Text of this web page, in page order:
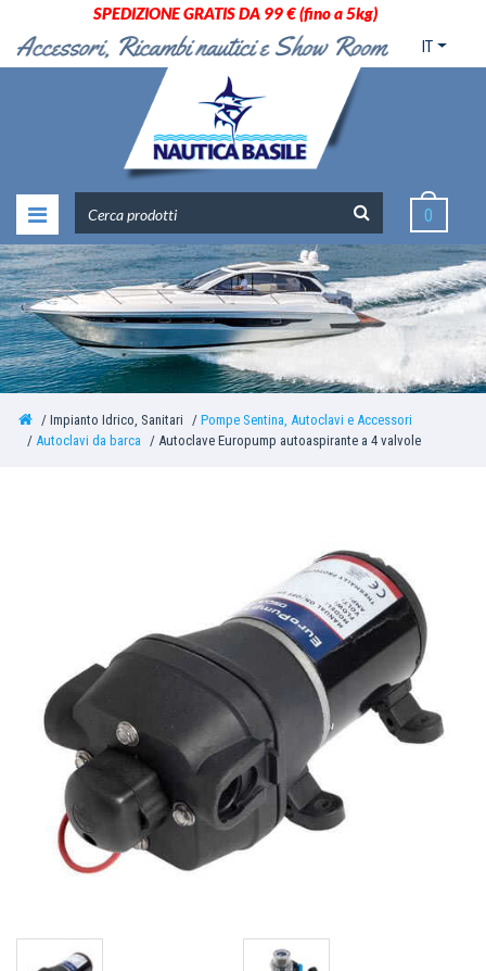
SPEDIZIONE GRATIS DA 99 € (fino a 5kg)
IT
0
Impianto Idrico, Sanitari
Pompe Sentina, Autoclavi e Accessori
Autoclavi da barca
Autoclave Europump autoaspirante a 4 valvole